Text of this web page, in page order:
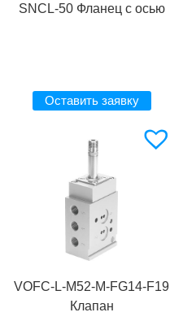
SNCL-50 Фланец с осью
Оставить заявку
VOFC-L-M52-M-FG14-F19
Клапан